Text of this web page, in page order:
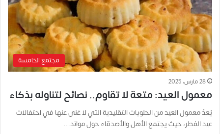
مجتمع الخامسة
28 مارس، 2025
معمول العيد: متعة لا تقاوم.. نصائح لتناوله بذكاء
يُعدّ معمول العيد من الحلويات التقليدية التي لا غنى عنها في احتفالات
عيد الفطر، حيث يجتمع الأهل والأصدقاء حول موائد…